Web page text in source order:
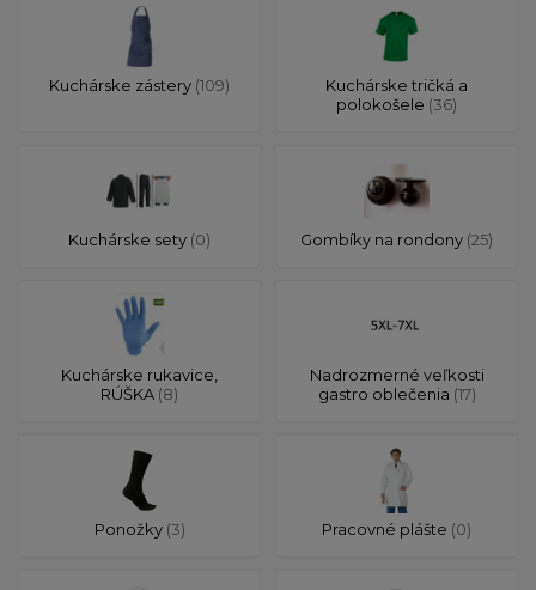
Kuchárske zástery (109)
Kuchárske tričká a
polokošele (36)
Kuchárske sety (0) Gombíky na rondony (25)
Kuchárske rukavice,
RÚŠKA (8)
Nadrozmerné veľkosti
gastro oblečenia (17)
Ponožky (3) Pracovné plášte (0)